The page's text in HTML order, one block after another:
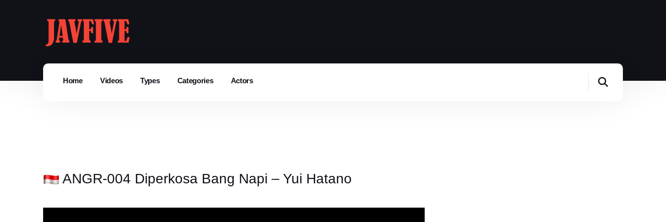
Home Videos Types Categories Actors
ANGR-004 Diperkosa Bang Napi – Yui Hatano